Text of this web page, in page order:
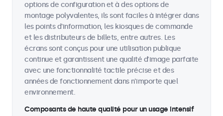
options de configuration et à des options de
montage polyvalentes, ils sont faciles à intégrer dans
les points d'information, les kiosques de commande
et les distributeurs de billets, entre autres. Les
écrans sont conçus pour une utilisation publique
continue et garantissent une qualité d’image parfaite
avec une fonctionnalité tactile précise et des
années de fonctionnement dans n’importe quel
environnement.
Composants de haute qualité pour un usage intensif